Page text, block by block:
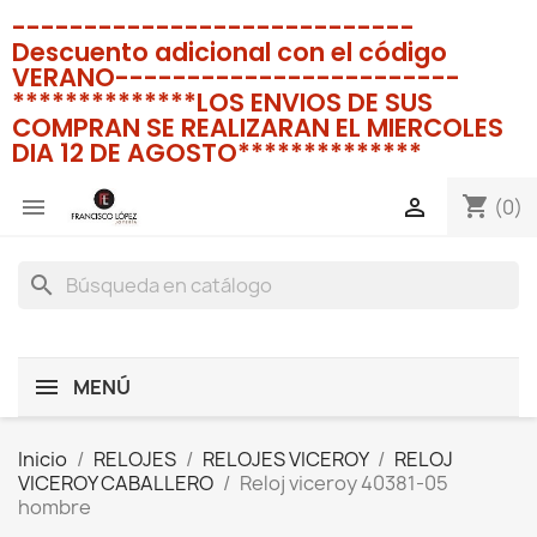
----------------------------
Descuento adicional con el código
VERANO------------------------
**************LOS ENVIOS DE SUS
COMPRAN SE REALIZARAN EL MIERCOLES
DIA 12 DE AGOSTO**************
 shopping_cart (0)

search
MENÚ
Inicio RELOJES RELOJES VICEROY
RELOJ
VICEROY CABALLERO
Reloj viceroy 40381-05
hombre